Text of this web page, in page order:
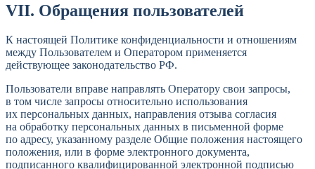
VII. Обращения пользователей
К настоящей Политике конфиденциальности и отношениям
между Пользователем и Оператором применяется
действующее законодательство РФ.
Пользователи вправе направлять Оператору свои запросы,
в том числе запросы относительно использования
их персональных данных, направления отзыва согласия
на обработку персональных данных в письменной форме
по адресу, указанному разделе Общие положения настоящего
положения, или в форме электронного документа,
подписанного квалифицированной электронной подписью